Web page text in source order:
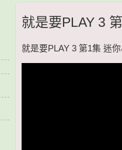
就是要PLAY 3
就是要PLAY 3 第1集 迷